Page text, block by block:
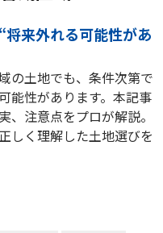
将来外れる可能性があ
の土地でも、条件次第で
能性があります。本記事
、注意点をプロが解説。
しく理解した土地選びを